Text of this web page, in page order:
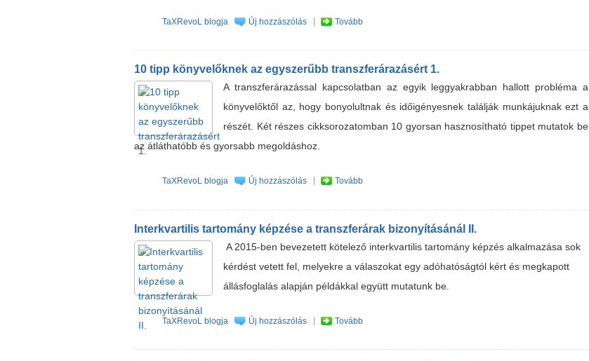
TaXRevoL blogja Új hozzászólás Tovább
10 tipp könyvelőknek az egyszerűbb transzferárazásért 1.
A transzferárazással kapcsolatban az egyik leggyakrabban hallott probléma a
könyvelőktől az, hogy bonyolultnak és időigényesnek találják munkájuknak ezt a
részét. Két részes cikksorozatomban 10 gyorsan hasznosítható tippet mutatok be
az átláthatóbb és gyorsabb megoldáshoz.
TaXRevoL blogja Új hozzászólás Tovább
Interkvartilis tartomány képzése a transzferárak bizonyításánál II.
A 2015-ben bevezetett kötelező interkvartilis tartomány képzés alkalmazása sok
kérdést vetett fel, melyekre a válaszokat egy adóhatóságtól kért és megkapott
állásfoglalás alapján példákkal együtt mutatunk be.
TaXRevoL blogja Új hozzászólás Tovább